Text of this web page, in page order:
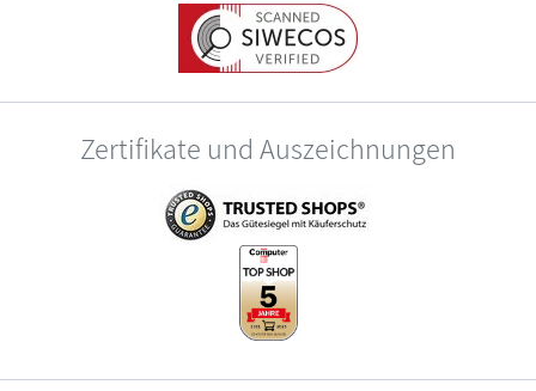
Zertifikate und Auszeichnungen